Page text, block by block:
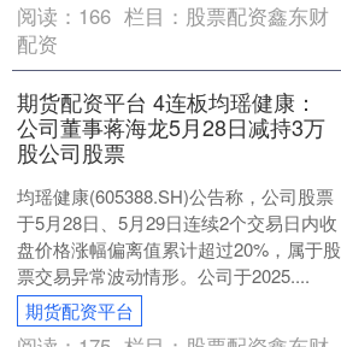
阅读： 166 栏目： 股票配资鑫东财
配资
期货配资平台 4连板均瑶健康：
公司董事蒋海龙5月28日减持3万
股公司股票
均瑶健康(605388.SH)公告称，公司股票
于5月28日、5月29日连续2个交易日内收
盘价格涨幅偏离值累计超过20%，属于股
票交易异常波动情形。公司于2025....
期货配资平台